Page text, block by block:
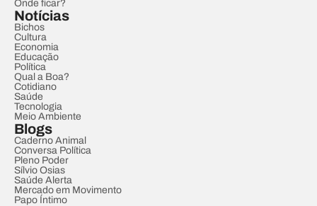
Onde ficar?
Notícias
Bichos
Cultura
Economia
Educação
Política
Qual a Boa?
Cotidiano
Saúde
Tecnologia
Meio Ambiente
Blogs
Caderno Animal
Conversa Política
Pleno Poder
Sílvio Osias
Saúde Alerta
Mercado em Movimento
Papo Íntimo